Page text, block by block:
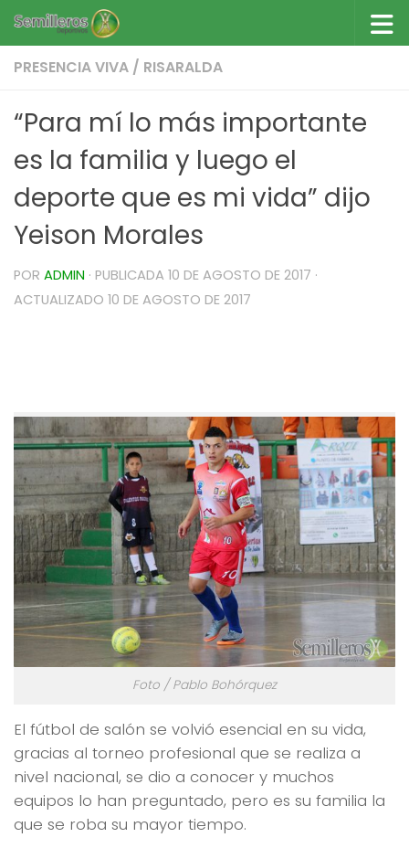
Saltar al contenido
PRESENCIA VIVA / RISARALDA
“Para mí lo más importante
es la familia y luego el
deporte que es mi vida” dijo
Yeison Morales
POR ADMIN · PUBLICADA 10 DE AGOSTO DE 2017 ·
ACTUALIZADO 10 DE AGOSTO DE 2017
Foto / Pablo Bohórquez
El fútbol de salón se volvió esencial en su vida,
gracias al torneo profesional que se realiza a
nivel nacional, se dio a conocer y muchos
equipos lo han preguntado, pero es su familia la
que se roba su mayor tiempo.